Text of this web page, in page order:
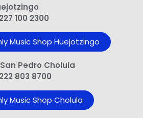
100 2300
Music Shop Huejotzingo
Pedro Cholula
803 8700
Music Shop Cholula